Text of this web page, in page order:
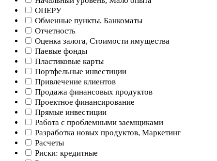
ОПЕРУ
Обменные пункты, Банкоматы
Отчетность
Оценка залога, Стоимости имущества
Паевые фонды
Пластиковые карты
Портфельные инвестиции
Привлечение клиентов
Продажа финансовых продуктов
Проектное финансирование
Прямые инвестиции
Работа с проблемными заемщиками
Разработка новых продуктов, Маркетинг
Расчеты
Риски: кредитные